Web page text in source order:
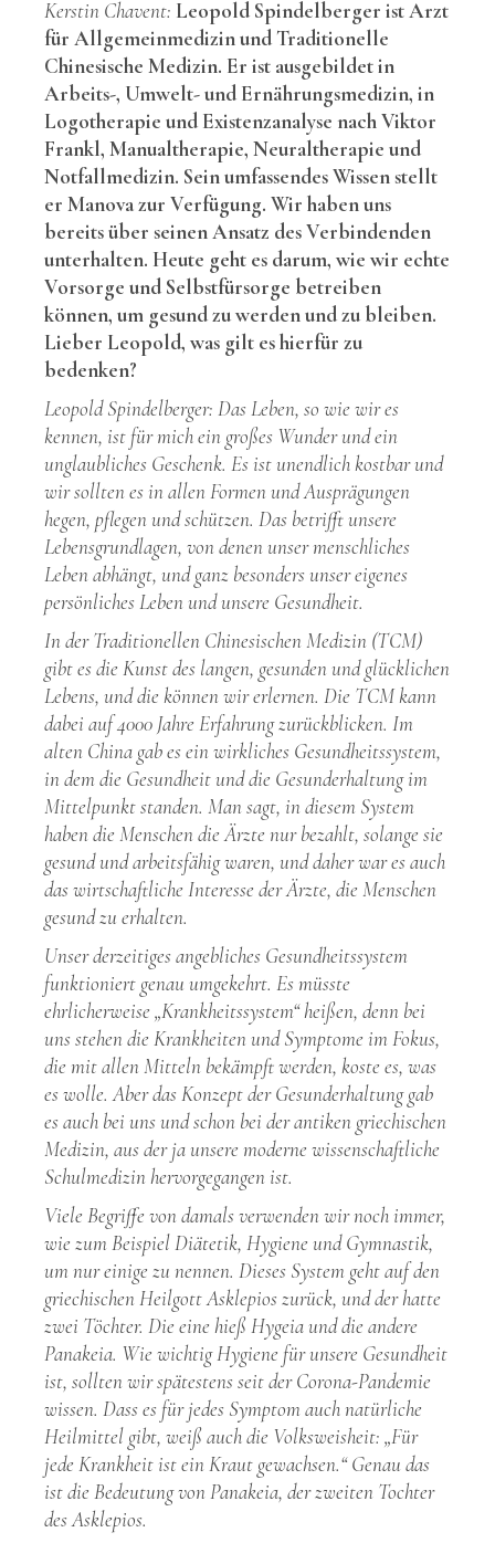
Kerstin Chavent: Leopold Spindelberger ist Arzt
für Allgemeinmedizin und Traditionelle
Chinesische Medizin. Er ist ausgebildet in
Arbeits-, Umwelt- und Ernährungsmedizin, in
Logotherapie und Existenzanalyse nach Viktor
Frankl, Manualtherapie, Neuraltherapie und
Notfallmedizin. Sein umfassendes Wissen stellt
er Manova zur Verfügung. Wir haben uns
bereits über seinen Ansatz des Verbindenden
unterhalten. Heute geht es darum, wie wir echte
Vorsorge und Selbstfürsorge betreiben
können, um gesund zu werden und zu bleiben.
Lieber Leopold, was gilt es hierfür zu
bedenken?
Leopold Spindelberger: Das Leben, so wie wir es
kennen, ist für mich ein großes Wunder und ein
unglaubliches Geschenk. Es ist unendlich kostbar und
wir sollten es in allen Formen und Ausprägungen
hegen, pflegen und schützen. Das betrifft unsere
Lebensgrundlagen, von denen unser menschliches
Leben abhängt, und ganz besonders unser eigenes
persönliches Leben und unsere Gesundheit.
In der Traditionellen Chinesischen Medizin (TCM)
gibt es die Kunst des langen, gesunden und glücklichen
Lebens, und die können wir erlernen. Die TCM kann
dabei auf 4000 Jahre Erfahrung zurückblicken. Im
alten China gab es ein wirkliches Gesundheitssystem,
in dem die Gesundheit und die Gesunderhaltung im
Mittelpunkt standen. Man sagt, in diesem System
haben die Menschen die Ärzte nur bezahlt, solange sie
gesund und arbeitsfähig waren, und daher war es auch
das wirtschaftliche Interesse der Ärzte, die Menschen
gesund zu erhalten.
Unser derzeitiges angebliches Gesundheitssystem
funktioniert genau umgekehrt. Es müsste
ehrlicherweise „Krankheitssystem“ heißen, denn bei
uns stehen die Krankheiten und Symptome im Fokus,
die mit allen Mitteln bekämpft werden, koste es, was
es wolle. Aber das Konzept der Gesunderhaltung gab
es auch bei uns und schon bei der antiken griechischen
Medizin, aus der ja unsere moderne wissenschaftliche
Schulmedizin hervorgegangen ist.
Viele Begriffe von damals verwenden wir noch immer,
wie zum Beispiel Diätetik, Hygiene und Gymnastik,
um nur einige zu nennen. Dieses System geht auf den
griechischen Heilgott Asklepios zurück, und der hatte
zwei Töchter. Die eine hieß Hygeia und die andere
Panakeia. Wie wichtig Hygiene für unsere Gesundheit
ist, sollten wir spätestens seit der Corona-Pandemie
wissen. Dass es für jedes Symptom auch natürliche
Heilmittel gibt, weiß auch die Volksweisheit: „Für
jede Krankheit ist ein Kraut gewachsen.“ Genau das
ist die Bedeutung von Panakeia, der zweiten Tochter
des Asklepios.